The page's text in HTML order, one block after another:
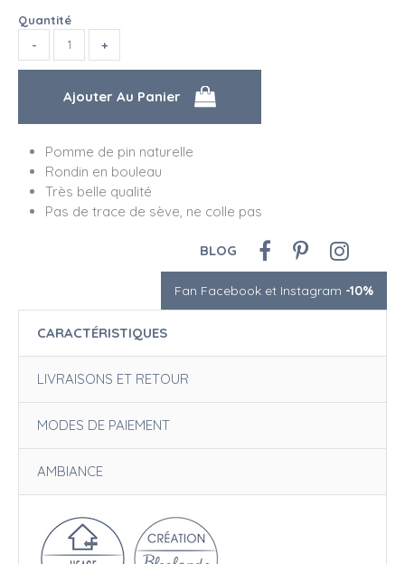
Quantité
Pomme de pin naturelle
Rondin en bouleau
Très belle qualité
Pas de trace de sève, ne colle pas
BLOG
Fan Facebook et Instagram -10%
CARACTÉRISTIQUES
LIVRAISONS ET RETOUR
MODES DE PAIEMENT
AMBIANCE